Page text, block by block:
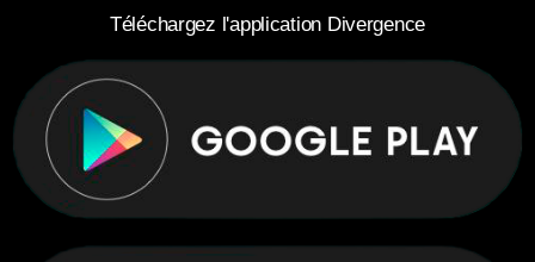
Téléchargez l'application Divergence